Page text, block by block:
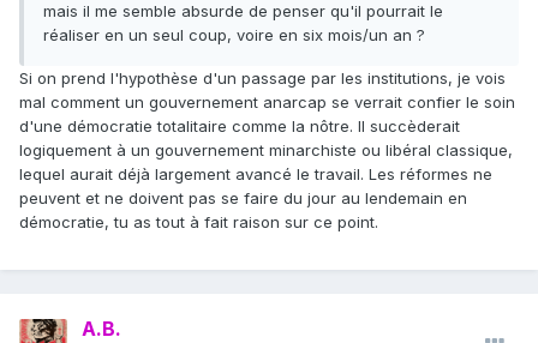
mais il me semble absurde de penser qu'il pourrait le
réaliser en un seul coup, voire en six mois/un an ?
Si on prend l'hypothèse d'un passage par les institutions, je vois
mal comment un gouvernement anarcap se verrait confier le soin
d'une démocratie totalitaire comme la nôtre. Il succèderait
logiquement à un gouvernement minarchiste ou libéral classique,
lequel aurait déjà largement avancé le travail. Les réformes ne
peuvent et ne doivent pas se faire du jour au lendemain en
démocratie, tu as tout à fait raison sur ce point.
A.B.